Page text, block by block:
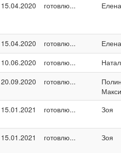
15.04.2020 готовлю...
15.04.2020 готовлю...
10.06.2020 готовлю...
20.09.2020 готовлю...
15.01.2021 готовлю... Зоя
15.01.2021 готовлю... Зоя